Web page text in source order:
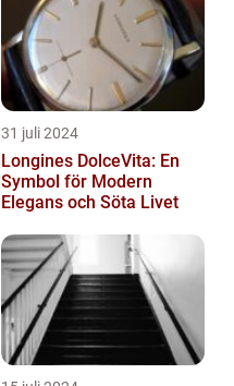
31 juli 2024
Longines DolceVita: En
Symbol för Modern
Elegans och Söta Livet